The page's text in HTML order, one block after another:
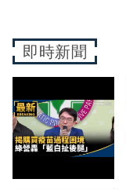
即時新聞